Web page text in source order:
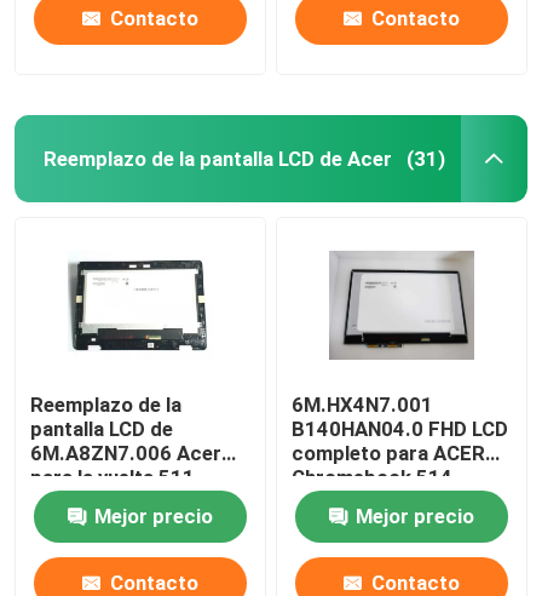
Contacto Contacto
Reemplazo de la pantalla LCD de Acer (31)
Reemplazo de la
pantalla LCD de
6M.A8ZN7.006 Acer
para la vuelta 511
R753T de Chromebook
11,6 pulgadas
Mejor precio
Contacto
6M.HX4N7.001
B140HAN04.0 FHD LCD
completo para ACER
Chromebook 514
CP514-1H-R4HQ-US
Mejor precio
Contacto